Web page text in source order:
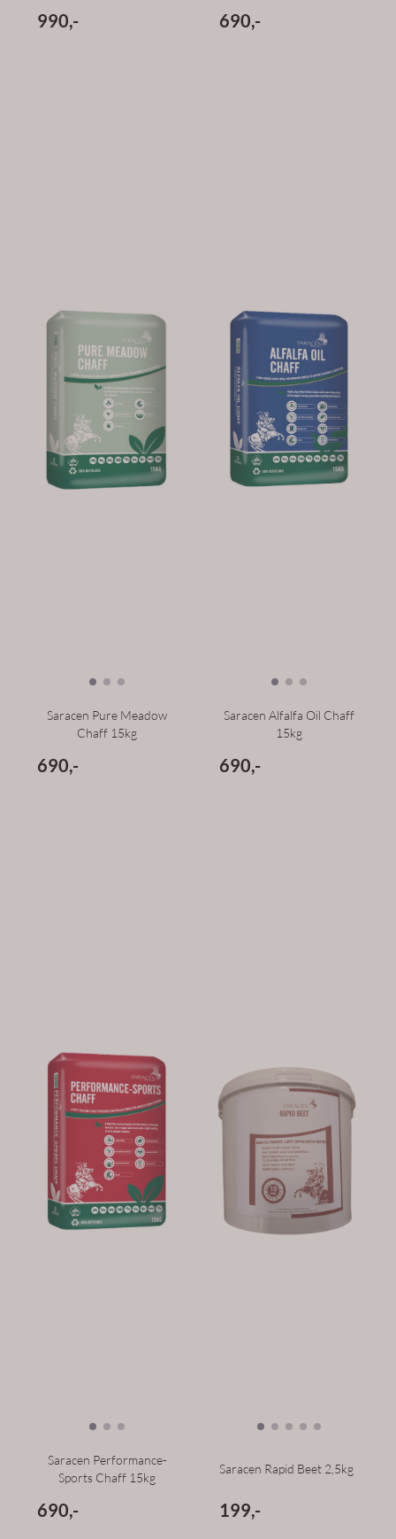
990,- 690,-
Saracen Pure Meadow
Chaff 15kg
690,-
Saracen Alfalfa Oil Chaff
15kg
690,-
Saracen Performance-
Sports Chaff 15kg
690,-
Saracen Rapid Beet 2,5kg
199,-